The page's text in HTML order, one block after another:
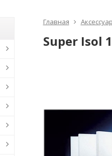
Главная
Super Isol